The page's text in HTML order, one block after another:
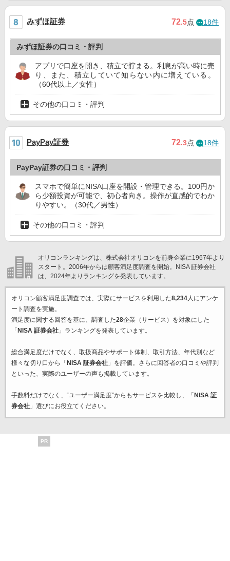
みずほ証券 72.5点 18件
みずほ証券の口コミ・評判
アプリで口座を開き、積立で貯まる。利息が高い時に売
り、また、積立していて知らない内に増えている。
（60代以上／女性）
その他の口コミ・評判
PayPay証券 72.3点 18件
PayPay証券の口コミ・評判
スマホで簡単にNISA口座を開設・管理できる。100円か
ら少額投資が可能で、初心者向き。操作が直感的でわか
りやすい。（30代／男性）
その他の口コミ・評判
オリコンランキングは、株式会社オリコンを前身企業に1967年より
スタート。2006年からは顧客満足度調査を開始。NISA 証券会社
は、2024年よりランキングを発表しています。
オリコン顧客満足度調査では、実際にサービスを利用した8,234人にアンケ
ート調査を実施。
満足度に関する回答を基に、調査した28企業（サービス）を対象にした
「NISA 証券会社」ランキングを発表しています。
総合満足度だけでなく、取扱商品やサポート体制、取引方法、年代別など
様々な切り口から「NISA 証券会社」を評価。さらに回答者の口コミや評判
といった、実際のユーザーの声も掲載しています。
手数料だけでなく、“ユーザー満足度”からもサービスを比較し、「NISA 証
券会社」選びにお役立てください。
PR